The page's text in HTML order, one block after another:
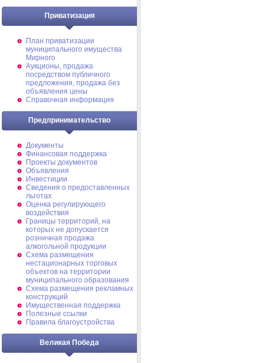
Приватизация
План приватизации
муниципального имущества
Мирного
Аукционы, продажа
посредством публичного
предложения, продажа без
объявления цены
Справочная информация
Предпринимательство
Документы
Финансовая поддержка
Проекты документов
Объявления
Инвестиции
Сведения о предоставленных
льготах
Оценка регулирующего
воздействия
Границы территорий, на
которых не допускается
розничная продажа
алкогольной продукции
Схема размещения
нестационарных торговых
объектов на территории
муниципального образования
Схема размещения рекламных
конструкций
Имущественная поддержка
Полезные ссылки
Правила благоустройства
Великая Победа